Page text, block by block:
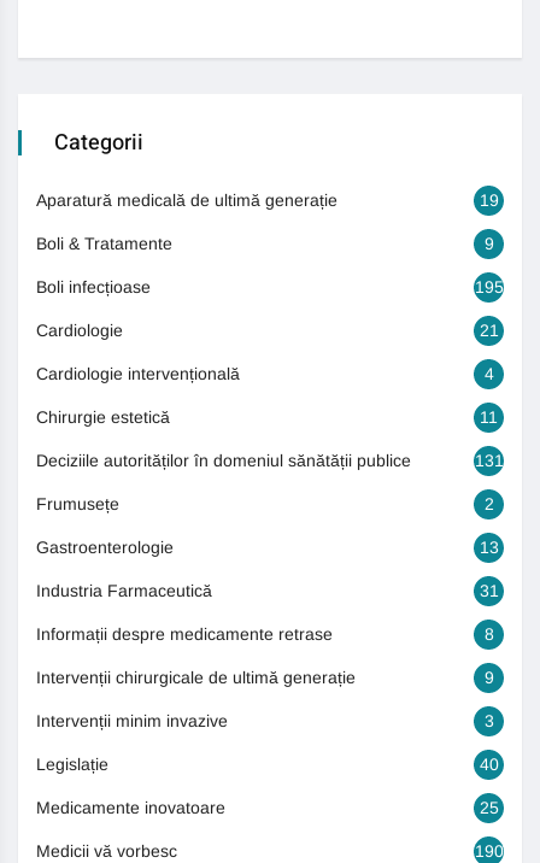
Categorii
Aparatură medicală de ultimă generație 19
Boli & Tratamente 9
Boli infecțioase 195
Cardiologie 21
Cardiologie intervențională 4
Chirurgie estetică 11
Deciziile autorităților în domeniul sănătății publice 131
Frumusețe 2
Gastroenterologie 13
Industria Farmaceutică 31
Informații despre medicamente retrase 8
Intervenții chirurgicale de ultimă generație 9
Intervenții minim invazive 3
Legislație 40
Medicamente inovatoare 25
Medicii vă vorbesc 190